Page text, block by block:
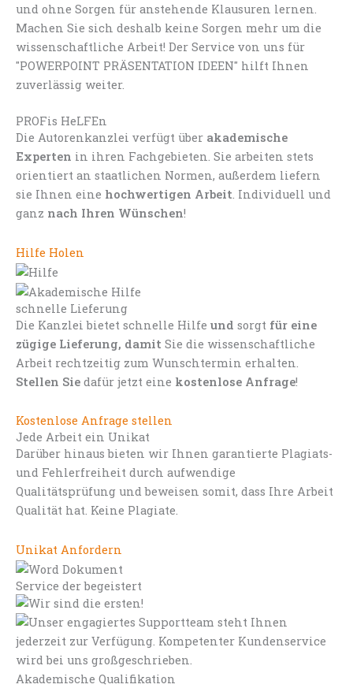
und ohne Sorgen für anstehende Klausuren lernen.
Machen Sie sich deshalb keine Sorgen mehr um die
wissenschaftliche Arbeit! Der Service von uns für
"POWERPOINT PRÄSENTATION IDEEN" hilft Ihnen
zuverlässig weiter.
PROFis HeLFEn
Die Autorenkanzlei verfügt über akademische
Experten in ihren Fachgebieten. Sie arbeiten stets
orientiert an staatlichen Normen, außerdem liefern
sie Ihnen eine hochwertigen Arbeit. Individuell und
ganz nach Ihren Wünschen!
Hilfe Holen
schnelle Lieferung
Die Kanzlei bietet schnelle Hilfe und sorgt für eine
zügige Lieferung, damit Sie die wissenschaftliche
Arbeit rechtzeitig zum Wunschtermin erhalten.
Stellen Sie dafür jetzt eine kostenlose Anfrage!
Kostenlose Anfrage stellen
Jede Arbeit ein Unikat
Darüber hinaus bieten wir Ihnen garantierte Plagiats-
und Fehlerfreiheit durch aufwendige
Qualitätsprüfung und beweisen somit, dass Ihre Arbeit
Qualität hat. Keine Plagiate.
Unikat Anfordern
Service der begeistert
Akademische Qualifikation